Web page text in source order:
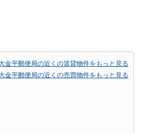
金平郵便局の近くの賃貸物件をもっと見る
金平郵便局の近くの売買物件をもっと見る